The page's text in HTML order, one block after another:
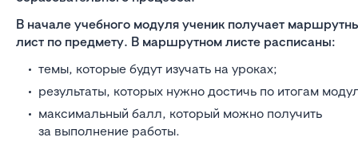
В начале учебного модуля ученик получает
лист по предмету. В маршрутном листе расписаны:
темы, которые будут изучать на уроках;
результаты, которых нужно достичь по итогам
максимальный балл, который можно получить
за выполнение работы.